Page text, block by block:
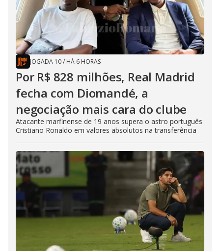
JOGADA 10/ HÁ 6 HORAS
Por R$ 828 milhões, Real Madrid
fecha com Diomandé, a
negociação mais cara do clube
Atacante marfinense de 19 anos supera o astro português
Cristiano Ronaldo em valores absolutos na transferência